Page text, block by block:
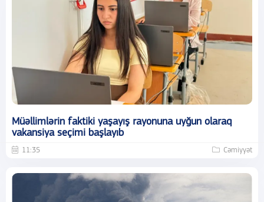
Müəllimlərin faktiki yaşayış rayonuna uyğun olaraq
vakansiya seçimi başlayıb
11:35 Cəmiyyət